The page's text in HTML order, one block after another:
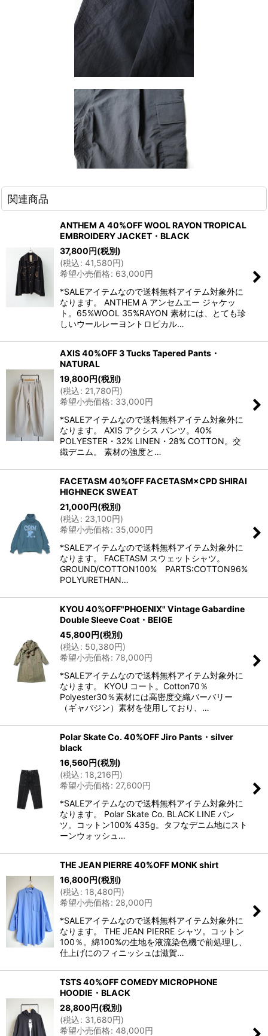
関連商品
ANTHEM A 40%OFF WOOL RAYON TROPICAL
EMBROIDERY JACKET・BLACK
37,800円(税別)
(税込: 41,580円)
希望小売価格: 63,000円
*SALEアイテムなので送料無料アイテム対象外に
なります。 ANTHEM A アンセムエー ジャケッ
ト。65%WOOL 35%RAYON 素材には、とても珍
しいウールレーヨントロピカル…
AXIS 40%OFF 3 Tucks Tapered Pants・
NATURAL
19,800円(税別)
(税込: 21,780円)
希望小売価格: 33,000円
*SALEアイテムなので送料無料アイテム対象外に
なります。 AXIS アクシス パンツ。40%
POLYESTER・32% LINEN・28% COTTON。交
織デニム。 素材の強度と…
FACETASM 40%OFF FACETASM×CPD SHIRAI
HIGHNECK SWEAT
21,000円(税別)
(税込: 23,100円)
希望小売価格: 35,000円
*SALEアイテムなので送料無料アイテム対象外に
なります。 FACETASM スウェットシャツ。
GROUND/COTTON100% PARTS:COTTON96%
POLYURETHAN…
KYOU 40%OFF"PHOENIX" Vintage Gabardine
Double Sleeve Coat・BEIGE
45,800円(税別)
(税込: 50,380円)
希望小売価格: 78,000円
*SALEアイテムなので送料無料アイテム対象外に
なります。 KYOU コート。Cotton70％
Polyester30％素材には高密度交織バーバリー
（ギャバジン）素材を使用しており、…
Polar Skate Co. 40%OFF Jiro Pants・silver
black
16,560円(税別)
(税込: 18,216円)
希望小売価格: 27,600円
*SALEアイテムなので送料無料アイテム対象外に
なります。 Polar Skate Co. BLACK LINE パン
ツ。コットン100% 435g。タフなデニム地にスト
ーンウォッシュ…
THE JEAN PIERRE 40%OFF MONK shirt
16,800円(税別)
(税込: 18,480円)
希望小売価格: 28,000円
*SALEアイテムなので送料無料アイテム対象外に
なります。 THE JEAN PIERRE シャツ。コットン
100％。綿100%の生地を液流染色機で前処理し、
仕上げにのフィニッシュは滋賀…
TSTS 40%OFF COMEDY MICROPHONE
HOODIE・BLACK
28,800円(税別)
(税込: 31,680円)
希望小売価格: 48,000円